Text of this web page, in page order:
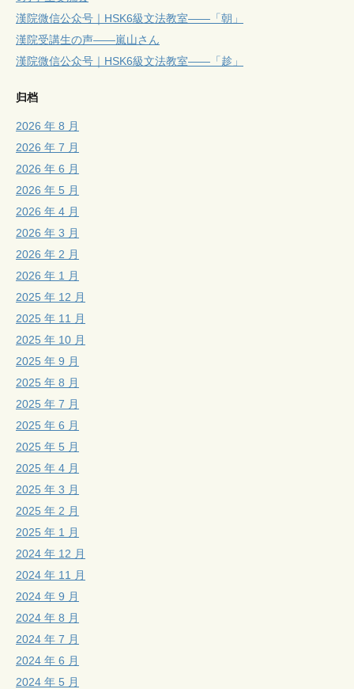
漢院微信公众号｜HSK6級文法教室——「朝」
漢院受講生の声——嵐山さん
漢院微信公众号｜HSK6級文法教室——「趁」
归档
2026 年 8 月
2026 年 7 月
2026 年 6 月
2026 年 5 月
2026 年 4 月
2026 年 3 月
2026 年 2 月
2026 年 1 月
2025 年 12 月
2025 年 11 月
2025 年 10 月
2025 年 9 月
2025 年 8 月
2025 年 7 月
2025 年 6 月
2025 年 5 月
2025 年 4 月
2025 年 3 月
2025 年 2 月
2025 年 1 月
2024 年 12 月
2024 年 11 月
2024 年 9 月
2024 年 8 月
2024 年 7 月
2024 年 6 月
2024 年 5 月